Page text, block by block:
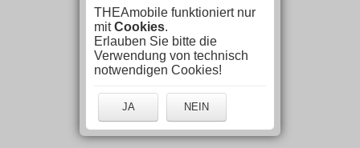
THEAmobile funktioniert nur
mitCookies.
Erlauben Sie bitte die
Verwendung von technisch
notwendigen Cookies!
JA NEIN